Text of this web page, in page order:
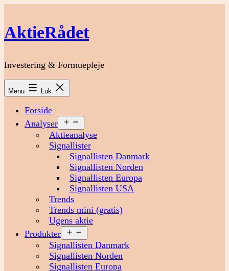
indhold
AktieRådet
Investering & Formuepleje
Menu Luk
Forside
Analyser
menu
Aktieanalyse
Signallister
Signallisten Danmark
Signallisten Norden
Signallisten Europa
Signallisten USA
Trends
Trends mini (gratis)
Ugens aktie
Produkter
menu
Signallisten Danmark
Signallisten Norden
Signallisten Europa